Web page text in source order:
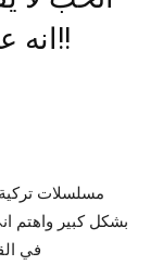
مسلسلات
بشكل كبير واهتم
في